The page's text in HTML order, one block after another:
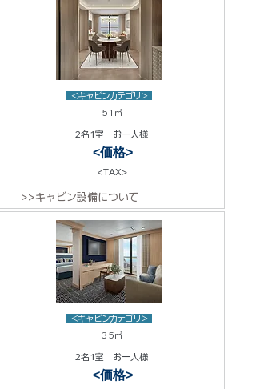
<キャビンカテゴリ>
51㎡
2名1室 お一人様
<価格>
<TAX>
>>キャビン設備について
<キャビンカテゴリ>
35㎡
2名1室 お一人様
<価格>